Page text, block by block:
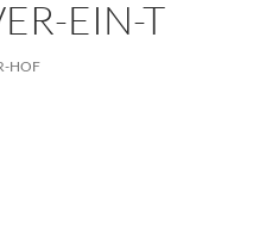
EIN-T
HOF